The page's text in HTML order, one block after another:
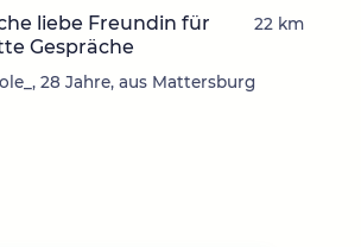
liebe Freundin für
Gespräche
28 Jahre, aus Mattersburg
22 km